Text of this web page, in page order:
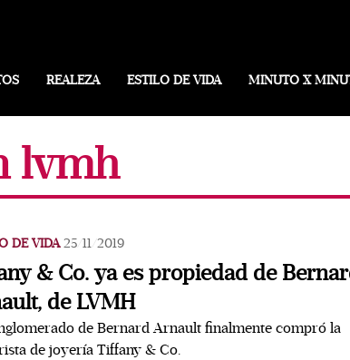
REALEZA ESTILO DE VIDA MINUTO X
lvmh
DE VIDA 25/11/2019
& Co. ya es propiedad de
de LVMH
de Bernard Arnault finalmente compró la
de joyería Tiffany & Co.